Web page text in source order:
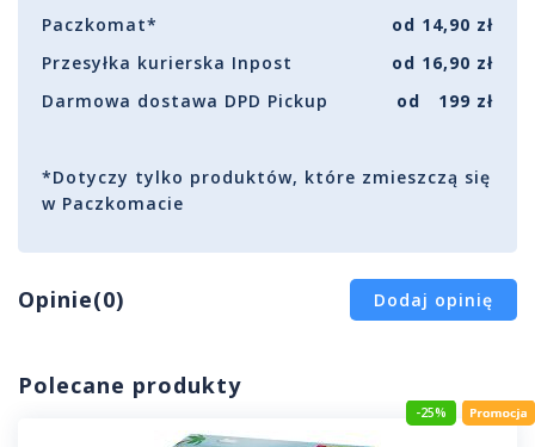
Paczkomat*
od 14,90 zł
Przesyłka kurierska Inpost
od 16,90 zł
Darmowa dostawa DPD Pickup
od 199 zł
*Dotyczy tylko produktów, które zmieszczą się
w Paczkomacie
Opinie(0) Dodaj opinię
Polecane produkty
-25%